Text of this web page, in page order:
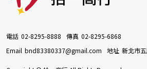
電話 02-8295-8888 傳真 02-8295-6868
Email bnd83380337@gmail.com 地址 新北市